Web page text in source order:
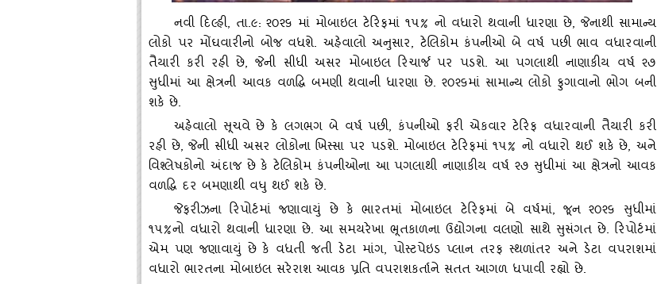
નવી દિલ્‍હી, તા.૯: ૨૦૨૬ માં મોબાઇલ ટેરિફમાં ૧૫% નો વધારો થવાની ધારણા છે, જેનાથી સામાન્‍ય
લોકો પર મોંઘવારીનો બોજ વધશે. અહેવાલો અનુસાર, ટેલિકોમ કંપનીઓ બે વર્ષ પછી ભાવ વધારવાની
તૈયારી કરી રહી છે,જેની સીધી અસર મોબાઇલ રિચાર્જ પર પડશે. આ પગલાથી નાણાકીય વર્ષ ૨૭
સુધીમાં આ ક્ષેત્રની આવક વળદ્ધિ બમણી થવાની ધારણા છે. ૨૦૨૬માં સામાન્‍ય લોકો ફુગાવાનો ભોગ બની
શકે છે.
અહેવાલો સૂચવે છે કે લગભગ બે વર્ષ પછી, કંપનીઓ ફરી એકવાર ટેરિફ વધારવાની તૈયારી કરી
રહી છે,જેની સીધી અસર લોકોના ખિસ્‍સા પર પડશે. મોબાઇલ ટેરિફમાં ૧૫% નો વધારો થઈ શકે છે, અને
વિશ્‍લેષકોનો અંદાજ છે કે ટેલિકોમ કંપનીઓના આ પગલાથી નાણાકીય વર્ષ ૨૭ સુધીમાં આ ક્ષેત્રનો આવક
વળદ્ધિ દર બમણાથી વધુ થઈ શકે છે.
જેફરીઝના રિપોર્ટમાં જણાવાયું છે કે ભારતમાં મોબાઇલ ટેરિફમાં બે વર્ષમાં,જૂન ૨૦૨૬ સુધીમાં
૧૫%નો વધારો થવાની ધારણા છે. આ સમયરેખા ભૂતકાળના ઉદ્યોગના વલણો સાથે સુસંગત છે. રિપોર્ટમાં
એમ પણ જણાવાયું છે કે વધતી જતી ડેટા માંગ, પોસ્‍ટપેઇડ પ્‍લાન તરફ સ્‍થળાંતર અને ડેટા વપરાશમાં
વધારો ભારતના મોબાઇલ સરેરાશ આવક પ્રતિ વપરાશકર્તાને સતત આગળ ધપાવી રહ્યો છે.